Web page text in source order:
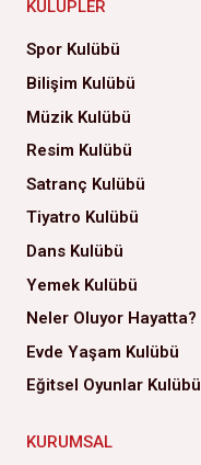
KULÜPLER
Spor Kulübü
Bilişim Kulübü
Müzik Kulübü
Resim Kulübü
Satranç Kulübü
Tiyatro Kulübü
Dans Kulübü
Yemek Kulübü
Neler Oluyor Hayatta?
Evde Yaşam Kulübü
Eğitsel Oyunlar Kulübü
KURUMSAL